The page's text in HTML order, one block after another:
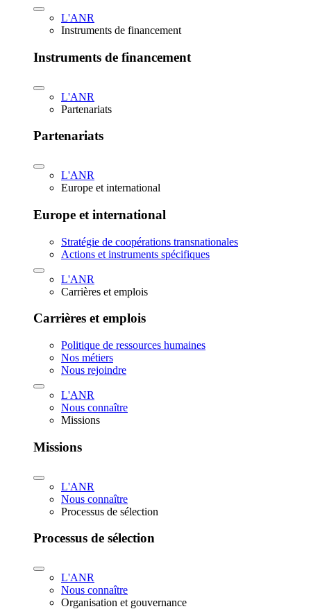
L'ANR
Instruments de financement
Instruments de financement
L'ANR
Partenariats
Partenariats
L'ANR
Europe et international
Europe et international
Stratégie de coopérations transnationales
Actions et instruments spécifiques
L'ANR
Carrières et emplois
Carrières et emplois
Politique de ressources humaines
Nos métiers
Nous rejoindre
L'ANR
Nous connaître
Missions
Missions
L'ANR
Nous connaître
Processus de sélection
Processus de sélection
L'ANR
Nous connaître
Organisation et gouvernance